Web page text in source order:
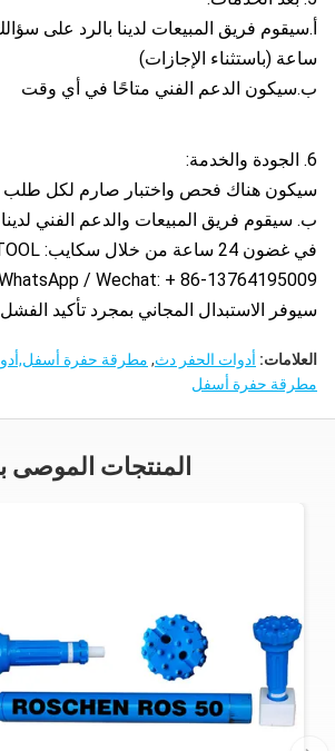
ساعة (باستثناء الإجازات)
ب.سيكون الدعم الفني متاحًا في أي وقت
6. الجودة والخدمة:
سيكون هناك فحص واختبار صارم لكل طلب
ب. سيقوم فريق المبيعات والدعم الفني
/ Wechat: + 86-13764195009
سيوفر الاستبدال المجاني بمجرد تأكيد الفشل
العلامات: أدوات الحفر دث, مطرقة حفرة
مطرقة حفرة أسفل
المنتجات الموصى